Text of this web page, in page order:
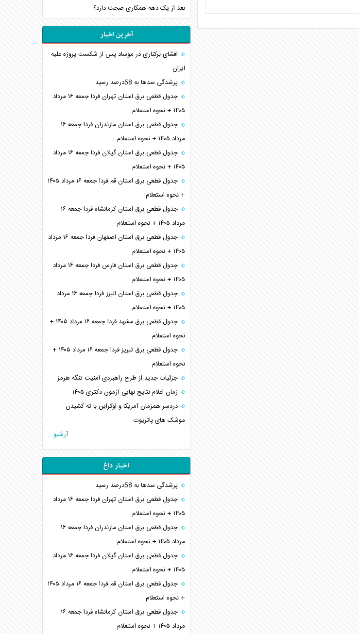
بعد از یک دهه همکاری صحت دارد؟
آخرین اخبار
افشای برکناری در موساد پس از شکست پروژه علیه
ایران
پرشدگی سدها به 58درصد رسید
جدول قطعی برق استان تهران فردا جمعه ۱۶ مرداد
۱۴۰۵ + نحوه استعلام
جدول قطعی برق استان مازندران فردا جمعه ۱۶
مرداد ۱۴۰۵ + نحوه استعلام
جدول قطعی برق استان گیلان فردا جمعه ۱۶ مرداد
۱۴۰۵ + نحوه استعلام
جدول قطعی برق استان قم فردا جمعه ۱۶ مرداد ۱۴۰۵
+ نحوه استعلام
جدول قطعی برق استان کرمانشاه فردا جمعه ۱۶
مرداد ۱۴۰۵ + نحوه استعلام
جدول قطعی برق استان اصفهان فردا جمعه ۱۶ مرداد
۱۴۰۵ + نحوه استعلام
جدول قطعی برق استان فارس فردا جمعه ۱۶ مرداد
۱۴۰۵ + نحوه استعلام
جدول قطعی برق استان البرز فردا جمعه ۱۶ مرداد
۱۴۰۵ + نحوه استعلام
جدول قطعی برق مشهد فردا جمعه ۱۶ مرداد ۱۴۰۵ +
نحوه استعلام
جدول قطعی برق تبریز فردا جمعه ۱۶ مرداد ۱۴۰۵ +
نحوه استعلام
جزئیات جدید از طرح راهبردی امنیت تنگه هرمز
زمان اعلام نتایج نهایی آزمون دکتری ۱۴۰۵
دردسر همزمان آمریکا و اوکراین با ته کشیدن
موشک های پاتریوت
آرشیو...
اخبار داغ
پرشدگی سدها به 58درصد رسید
جدول قطعی برق استان تهران فردا جمعه ۱۶ مرداد
۱۴۰۵ + نحوه استعلام
جدول قطعی برق استان مازندران فردا جمعه ۱۶
مرداد ۱۴۰۵ + نحوه استعلام
جدول قطعی برق استان گیلان فردا جمعه ۱۶ مرداد
۱۴۰۵ + نحوه استعلام
جدول قطعی برق استان قم فردا جمعه ۱۶ مرداد ۱۴۰۵
+ نحوه استعلام
جدول قطعی برق استان کرمانشاه فردا جمعه ۱۶
مرداد ۱۴۰۵ + نحوه استعلام